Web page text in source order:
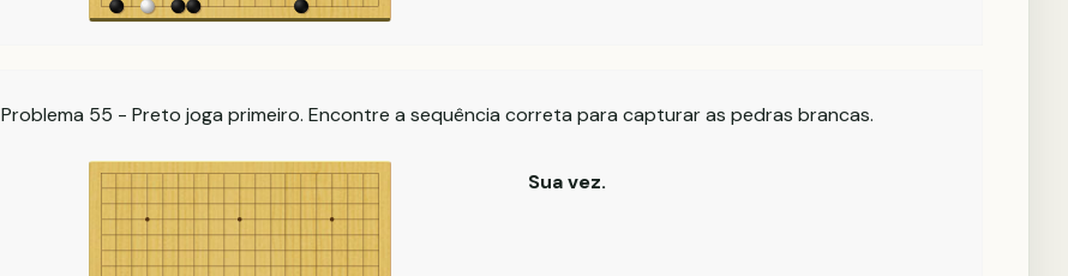
Problema 55 - Preto joga primeiro. Encontre a sequência correta para capturar as pedras brancas.
Sua vez.